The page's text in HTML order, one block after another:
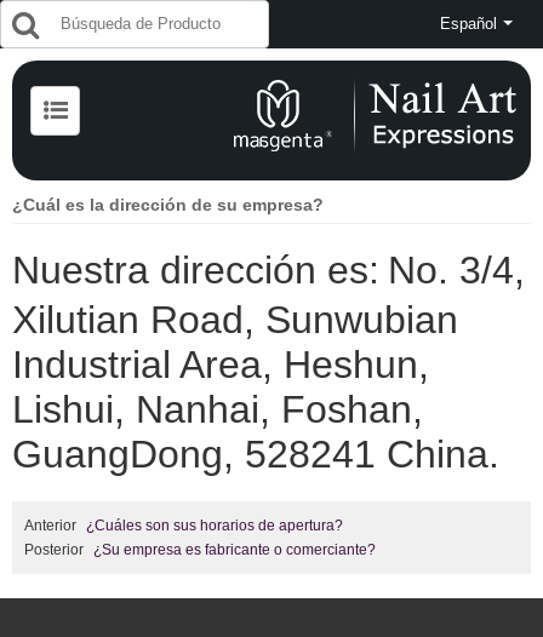
Español
¿Cuál es la dirección de su empresa?
Nuestra dirección es: No. 3/4,
Xilutian Road, Sunwubian
Industrial Area, Heshun,
Lishui, Nanhai, Foshan,
GuangDong, 528241 China.
Anterior ¿Cuáles son sus horarios de apertura?
Posterior ¿Su empresa es fabricante o comerciante?